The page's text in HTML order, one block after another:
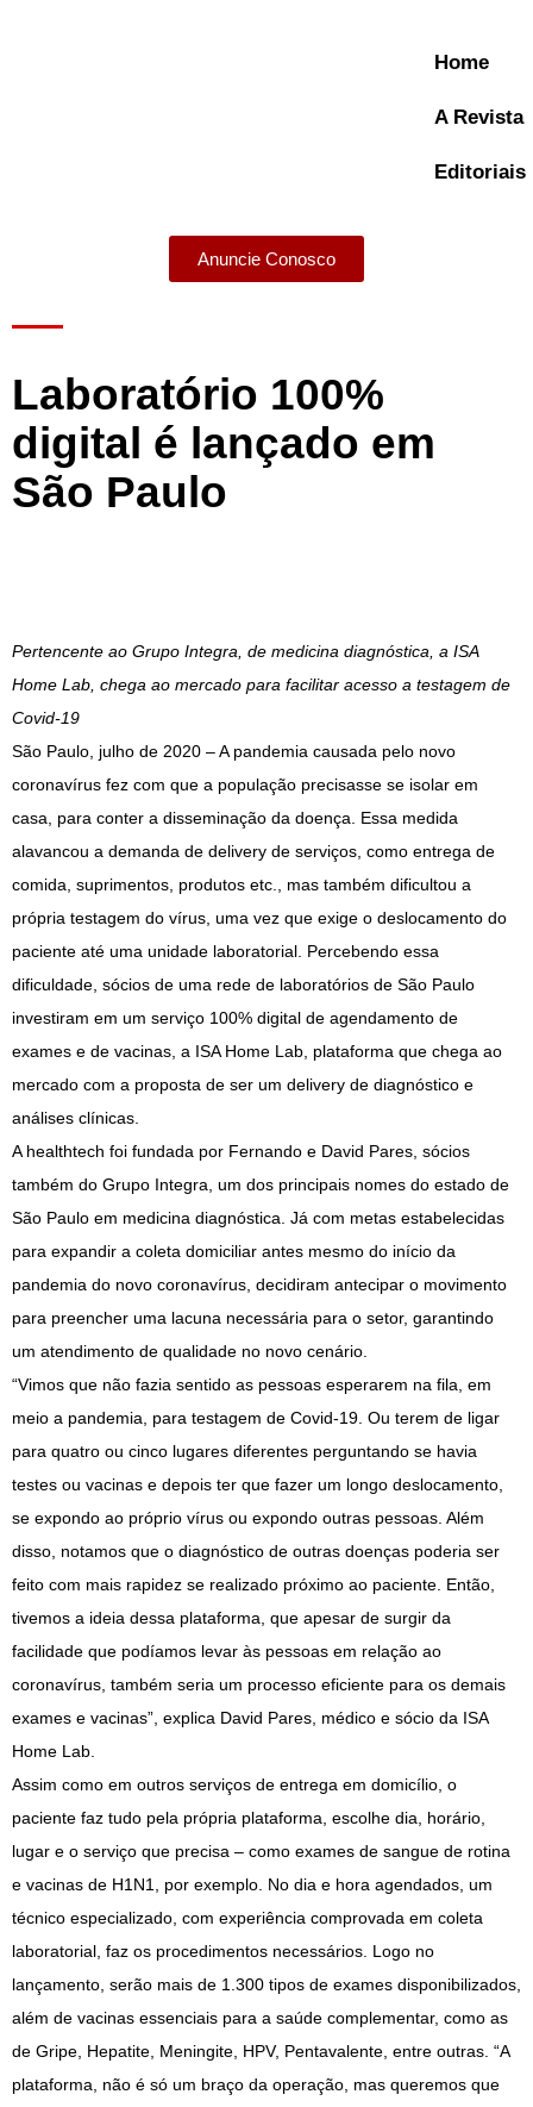
Home
A Revista
Editoriais
Anuncie Conosco
Laboratório 100%
digital é lançado em
São Paulo
Pertencente ao Grupo Integra, de medicina diagnóstica, a ISA
Home Lab, chega ao mercado para facilitar acesso a testagem de
Covid-19
São Paulo, julho de 2020 – A pandemia causada pelo novo
coronavírus fez com que a população precisasse se isolar em
casa, para conter a disseminação da doença. Essa medida
alavancou a demanda de delivery de serviços, como entrega de
comida, suprimentos, produtos etc., mas também dificultou a
própria testagem do vírus, uma vez que exige o deslocamento do
paciente até uma unidade laboratorial. Percebendo essa
dificuldade, sócios de uma rede de laboratórios de São Paulo
investiram em um serviço 100% digital de agendamento de
exames e de vacinas, a ISA Home Lab, plataforma que chega ao
mercado com a proposta de ser um delivery de diagnóstico e
análises clínicas.
A healthtech foi fundada por Fernando e David Pares, sócios
também do Grupo Integra, um dos principais nomes do estado de
São Paulo em medicina diagnóstica. Já com metas estabelecidas
para expandir a coleta domiciliar antes mesmo do início da
pandemia do novo coronavírus, decidiram antecipar o movimento
para preencher uma lacuna necessária para o setor, garantindo
um atendimento de qualidade no novo cenário.
“Vimos que não fazia sentido as pessoas esperarem na fila, em
meio a pandemia, para testagem de Covid-19. Ou terem de ligar
para quatro ou cinco lugares diferentes perguntando se havia
testes ou vacinas e depois ter que fazer um longo deslocamento,
se expondo ao próprio vírus ou expondo outras pessoas. Além
disso, notamos que o diagnóstico de outras doenças poderia ser
feito com mais rapidez se realizado próximo ao paciente. Então,
tivemos a ideia dessa plataforma, que apesar de surgir da
facilidade que podíamos levar às pessoas em relação ao
coronavírus, também seria um processo eficiente para os demais
exames e vacinas”, explica David Pares, médico e sócio da ISA
Home Lab.
Assim como em outros serviços de entrega em domicílio, o
paciente faz tudo pela própria plataforma, escolhe dia, horário,
lugar e o serviço que precisa – como exames de sangue de rotina
e vacinas de H1N1, por exemplo. No dia e hora agendados, um
técnico especializado, com experiência comprovada em coleta
laboratorial, faz os procedimentos necessários. Logo no
lançamento, serão mais de 1.300 tipos de exames disponibilizados,
além de vacinas essenciais para a saúde complementar, como as
de Gripe, Hepatite, Meningite, HPV, Pentavalente, entre outras. “A
plataforma, não é só um braço da operação, mas queremos que